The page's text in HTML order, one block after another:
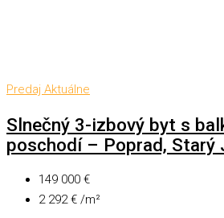
Predaj Aktuálne
Slnečný 3-izbový byt s
poschodí – Poprad, Starý
149 000 €
2 292 € /m²